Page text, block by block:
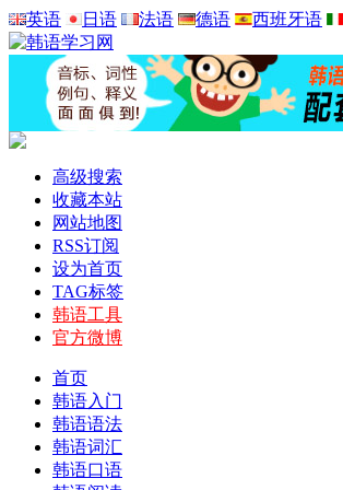
英语 日语 法语 德语 西班牙语
高级搜索
收藏本站
网站地图
RSS订阅
设为首页
TAG标签
韩语工具
官方微博
首页
韩语入门
韩语语法
韩语词汇
韩语口语